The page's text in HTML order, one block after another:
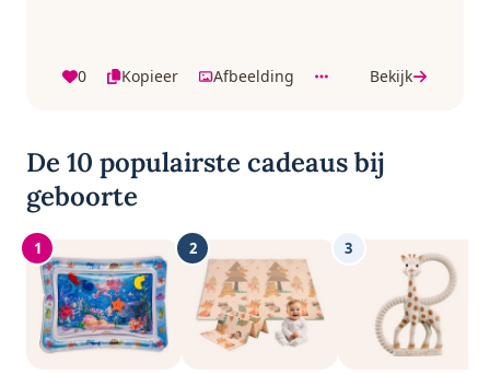
0 Kopieer Afbeelding Bekijk
De 10 populairste cadeaus bij
geboorte
1 2 3